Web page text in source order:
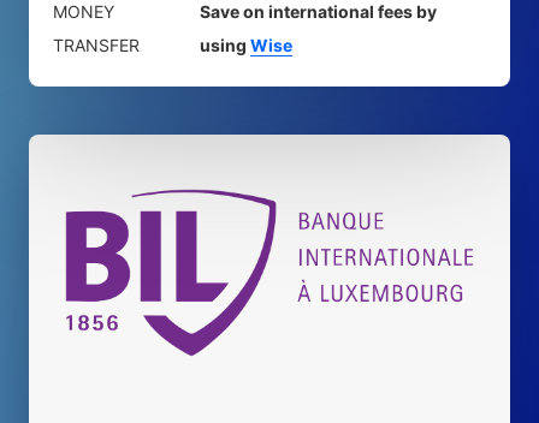
MONEY
TRANSFER
Save on international fees by
using Wise